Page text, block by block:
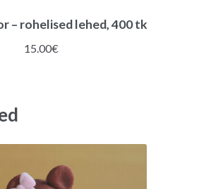
– rohelised lehed, 400 tk
15.00€